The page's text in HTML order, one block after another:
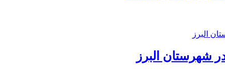
شهرستان البرز